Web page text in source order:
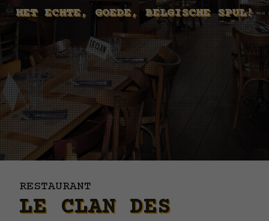
HET ECHTE, GOEDE, BELGISCHE SPUL!
RESTAURANT
LE CLAN DES